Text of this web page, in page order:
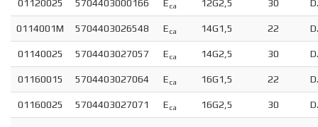
01120025 5704403000166 Eca 12G2,5 30
0114001M 5704403026548 Eca 14G1,5 22
01140025 5704403027057 Eca 14G2,5 30
01160015 5704403027064 Eca 16G1,5 22
01160025 5704403027071 Eca 16G2,5 30